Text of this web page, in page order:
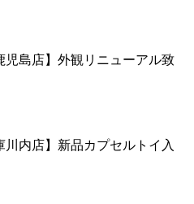
児島店】外観リニューアル致
川内店】新品カプセルトイ入